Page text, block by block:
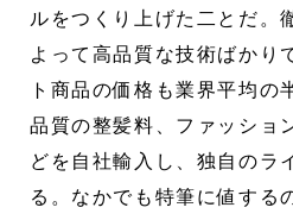
ルをつくり上げた二とだ。
よって高品質な技術ばかり
ト商品の価格も業界平均の
品質の整髪料、ファッショ
どを自社輸入し、独自のラ
る。なかでも特筆に値する